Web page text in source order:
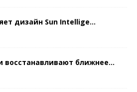
дизайн Sun Intellige...
восстанавливают ближнее...